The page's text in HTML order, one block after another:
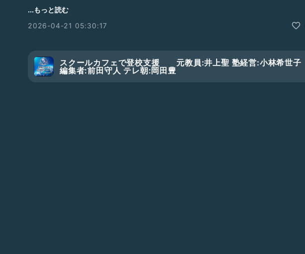
#福祉 #介護
す市民塾「自考館」。塾の修了生やその関係者たちが「私の社会創生提案」や「私の
キセキ」をテーマにトークします！自考館の塾生募集中。無料体験随時。
...もっと読む
2026-04-21 05:30:17
スクールカフェで登校支援 元教員:井上聖 塾経営:小林希世子
編集者:前田守人 テレ朝:岡田豊